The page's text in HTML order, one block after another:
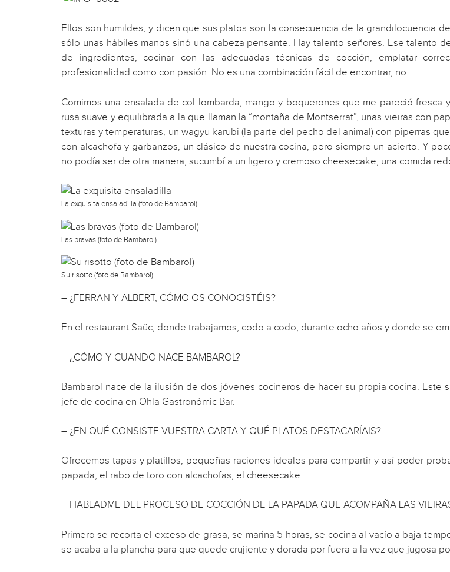
Ellos son humildes, y dicen que sus platos son la consecuencia de la grandilocuencia
sólo unas hábiles manos sinó una cabeza pensante. Hay talento señores. Ese talento
de ingredientes, cocinar con las adecuadas técnicas de cocción, emplatar
profesionalidad como con pasión. No es una combinación fácil de encontrar, no.
Comimos una ensalada de col lombarda, mango y boquerones que me pareció fresca
rusa suave y equilibrada a la que llaman la “montaña de Montserrat”, unas vieiras con
texturas y temperaturas, un wagyu karubi (la parte del pecho del animal) con piperras
con alcachofa y garbanzos, un clásico de nuestra cocina, pero siempre un acierto. Y
no podía ser de otra manera, sucumbí a un ligero y cremoso cheesecake, una comida
La exquisita ensaladilla (foto de Bambarol)
Las bravas (foto de Bambarol)
Su risotto (foto de Bambarol)
– ¿FERRAN Y ALBERT, CÓMO OS CONOCISTÉIS?
En el restaurant Saüc, donde trabajamos, codo a codo, durante ocho años y donde se
– ¿CÓMO Y CUANDO NACE BAMBAROL?
Bambarol nace de la ilusión de dos jóvenes cocineros de hacer su propia cocina.
jefe de cocina en Ohla Gastronómic Bar.
– ¿EN QUÉ CONSISTE VUESTRA CARTA Y QUÉ PLATOS DESTACARÍAIS?
Ofrecemos tapas y platillos, pequeñas raciones ideales para compartir y así poder
papada, el rabo de toro con alcachofas, el cheesecake….
– HABLADME DEL PROCESO DE COCCIÓN DE LA PAPADA QUE ACOMPAÑA LAS
Primero se recorta el exceso de grasa, se marina 5 horas, se cocina al vacío a baja
se acaba a la plancha para que quede crujiente y dorada por fuera a la vez que jugosa